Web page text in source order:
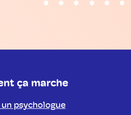
ça marche
un psychologue